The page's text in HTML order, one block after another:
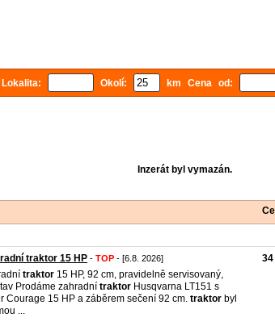
Lokalita: Okolí: km Cena od:
Inzerát byl vymazán.
traktor 15 HP - TOP - [6.8. 2026]
traktor 15 HP, 92 cm, pravidelně servisovaný,
Prodáme zahradní traktor Husqvarna LT151 s
Courage 15 HP a záběrem sečení 92 cm. traktor byl
...